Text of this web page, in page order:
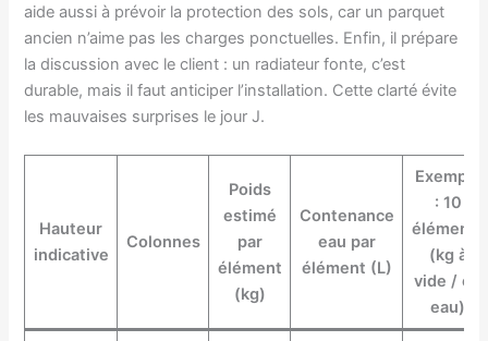
aide aussi à prévoir la protection des sols, car un parquet
ancien n’aime pas les charges ponctuelles. Enfin, il prépare
la discussion avec le client : un radiateur fonte, c’est
durable, mais il faut anticiper l’installation. Cette clarté évite
les mauvaises surprises le jour J.
Hauteur
indicative
Colonnes
Poids
estimé
par
élément
(kg)
Contenance
eau par
élément (L)
Exemple
: 10
éléments
(kg à
vide / en
eau)